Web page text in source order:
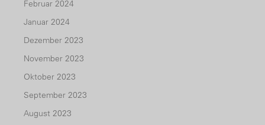
Februar 2024
Januar 2024
Dezember 2023
November 2023
Oktober 2023
September 2023
August 2023